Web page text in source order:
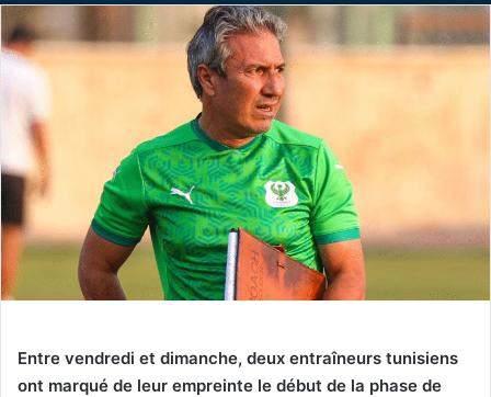
Entre vendredi et dimanche, deux entraîneurs tunisiens
ont marqué de leur empreinte le début de la phase de